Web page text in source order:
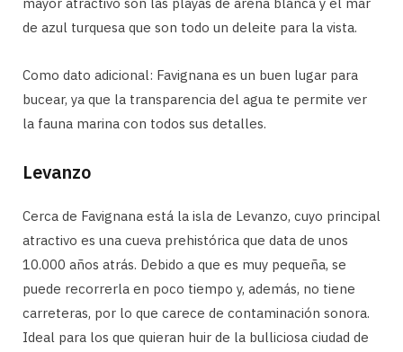
de azul turquesa que son todo un deleite para la vista.
Como dato adicional: Favignana es un buen lugar para
bucear, ya que la transparencia del agua te permite ver
la fauna marina con todos sus detalles.
Levanzo
Cerca de Favignana está la isla de Levanzo, cuyo principal
atractivo es una cueva prehistórica que data de unos
10.000 años atrás. Debido a que es muy pequeña, se
puede recorrerla en poco tiempo y, además, no tiene
carreteras, por lo que carece de contaminación sonora.
Ideal para los que quieran huir de la bulliciosa ciudad de